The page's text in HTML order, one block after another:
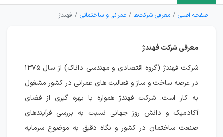
صفحه اصلی معرفی شرکت‌ها عمرانی و ساختمانی فهندژ
معرفی شرکت فهندژ
شرکت فهندژ (گروه اقتصادی و مهندسی داناک) از سال ۱۳۷۵
در عرصه ساخت و ساز و فعالیت های عمرانی در کشور مشغول
به کار است. شرکت فهندژ همواره با بهره گیری از فضای
آکادمیک و دانش روز جهانی نسبت به بررسی فرآیندهای
صنعت ساختمان در کشور و نگاه دقیق به موضوع سرمایه